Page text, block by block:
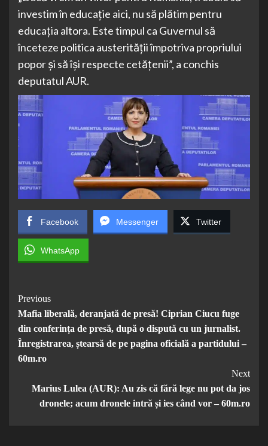
investim în educație aici, nu să plătim pentru
educația altora. Este timpul ca Guvernul să
înceteze politica austerității împotriva propriului
popor și să își respecte cetățenii”, a conchis
deputatul AUR.
Facebook Messenger Twitter
WhatsApp
Post
Navigation
Previous
Mafia liberală, deranjată de presă! Ciprian Ciucu fuge
din conferința de presă, după o dispută cu un jurnalist.
Înregistrarea, ștearsă de pe pagina oficială a partidului –
60m.ro
Next
Marius Lulea (AUR): Au zis că fără lege nu pot da jos
dronele; acum dronele intră și ies când vor – 60m.ro